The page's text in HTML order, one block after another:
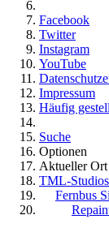
Facebook
Twitter
Instagram
YouTube
Impressum
Häufig
Suche
Optionen
Aktueller Ort
TML-
Fernbus